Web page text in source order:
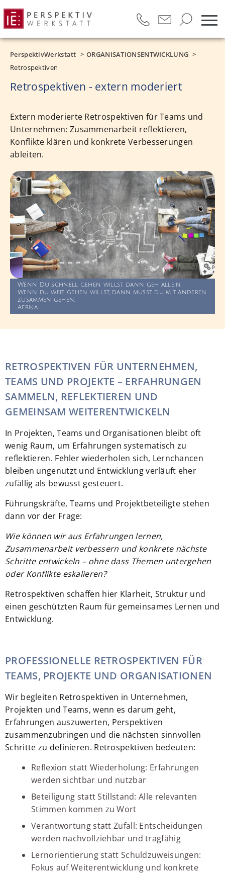
PerspektivWerkstatt
ORGANISATIONSENTWICKLUNG
Retrospektiven
Retrospektiven - extern moderiert
Extern moderierte Retrospektiven für Teams und
Unternehmen: Zusammenarbeit reflektieren,
Konflikte klären und konkrete Verbesserungen
ableiten.
Wenn Du schnell gehen willst, dann geh allein.
Wenn du weit gehen willst, dann musst du mit anderen
zusammen gehen.
Afrika
RETROSPEKTIVEN FÜR UNTERNEHMEN,
TEAMS UND PROJEKTE – ERFAHRUNGEN
SAMMELN, REFLEKTIEREN UND
GEMEINSAM WEITERENTWICKELN
In Projekten, Teams und Organisationen bleibt oft
wenig Raum, um Erfahrungen systematisch zu
reflektieren. Fehler wiederholen sich, Lernchancen
bleiben ungenutzt und Entwicklung verläuft eher
zufällig als bewusst gesteuert.
Führungskräfte, Teams und Projektbeteiligte stehen
dann vor der Frage:
Wie können wir aus Erfahrungen lernen,
Zusammenarbeit verbessern und konkrete nächste
Schritte entwickeln – ohne dass Themen untergehen
oder Konflikte eskalieren?
Retrospektiven schaffen hier Klarheit, Struktur und
einen geschützten Raum für gemeinsames Lernen und
Entwicklung.
PROFESSIONELLE RETROSPEKTIVEN FÜR
TEAMS, PROJEKTE UND ORGANISATIONEN
Wir begleiten Retrospektiven in Unternehmen,
Projekten und Teams, wenn es darum geht,
Erfahrungen auszuwerten, Perspektiven
zusammenzubringen und die nächsten sinnvollen
Schritte zu definieren. Retrospektiven bedeuten:
Reflexion statt Wiederholung: Erfahrungen
werden sichtbar und nutzbar
Beteiligung statt Stillstand: Alle relevanten
Stimmen kommen zu Wort
Verantwortung statt Zufall: Entscheidungen
werden nachvollziehbar und tragfähig
Lernorientierung statt Schuldzuweisungen:
Fokus auf Weiterentwicklung und konkrete